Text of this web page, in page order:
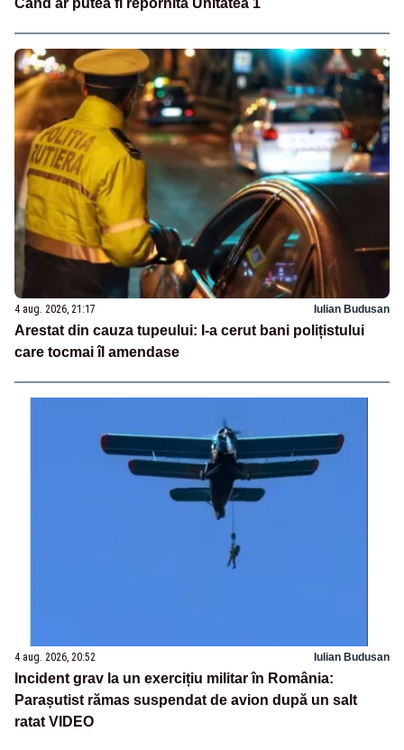
4 aug. 2026, 21:17 Iulian Budusan
Arestat din cauza tupeului: I-a cerut bani polițistului
care tocmai îl amendase
4 aug. 2026, 20:52 Iulian Budusan
Incident grav la un exercițiu militar în România:
Parașutist rămas suspendat de avion după un salt
ratat VIDEO